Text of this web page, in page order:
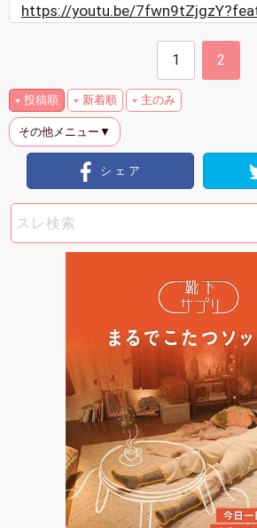
https://youtu.be/
1 2
投稿順 新着順 主のみ
その他メニュー▼
シェア